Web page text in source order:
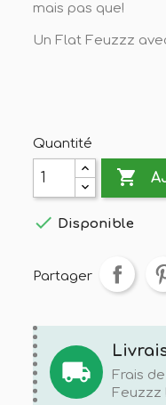
mais pas que!
Un Flat Feuzzz
Quantité

 Disponible
Partager
local_shipping
Frais
Feuzzz !